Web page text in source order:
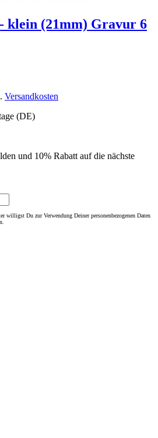
klein (21mm) Gravur 6
Versandkosten
(DE)
und 10% Rabatt auf die nächste
willigst Du zur Verwendung Deiner personenbezogenen Daten